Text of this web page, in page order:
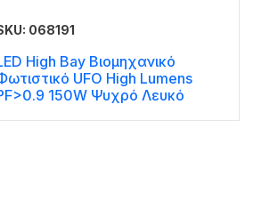
068191
High Bay Βιομηχανικό
UFO High Lumens
150W Ψυχρό Λευκό